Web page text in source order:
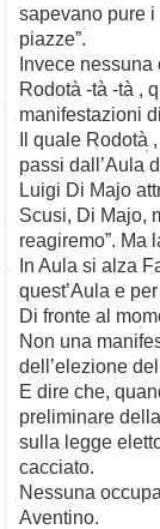
sapevano pure
piazze”.
Invece nessuna
Rodotà -tà -tà ,
manifestazioni
Il quale Rodotà
passi dall’Aula
Luigi Di Majo
Scusi, Di Majo,
reagiremo”. Ma
In Aula si alza
quest’Aula e
Di fronte al
Non una
dell’elezione
E dire che,
preliminare
sulla legge
cacciato.
Nessuna
Aventino.